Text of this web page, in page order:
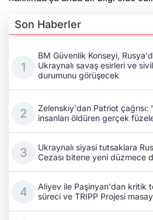
Son Haberler
BM Güvenlik Konseyi,
Ukraynalı savaş esirleri ve
durumunu görüşecek
Zelenskıy'dan Patriot
insanları öldüren gerçek
Ukraynalı siyasi tutsaklara
Cezası bitene yeni düzmece
Aliyev ile Paşinyan'dan kritik
süreci ve TRIPP Projesi